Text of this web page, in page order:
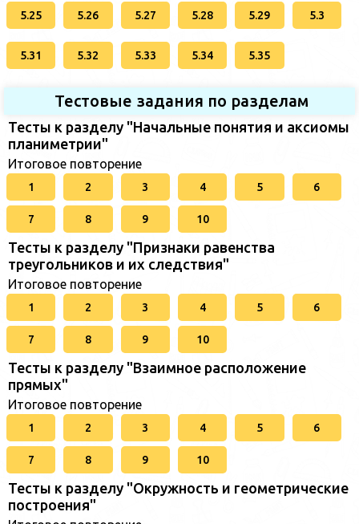
5.25 5.26 5.27 5.28 5.29 5.3
5.31 5.32 5.33 5.34 5.35
Тестовые задания по разделам
Тесты к разделу "Начальные понятия и аксиомы
планиметрии"
Итоговое повторение
1 2 3 4 5 6
7 8 9 10
Тесты к разделу "Признаки равенства
треугольников и их следствия"
Итоговое повторение
1 2 3 4 5 6
7 8 9 10
Тесты к разделу "Взаимное расположение
прямых"
Итоговое повторение
1 2 3 4 5 6
7 8 9 10
Тесты к разделу "Окружность и геометрические
построения"